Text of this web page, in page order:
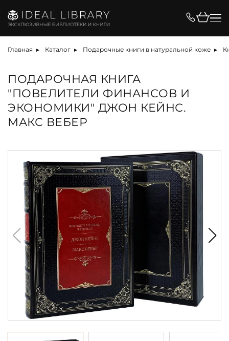
Главная Каталог Подарочные книги в натуральной коже
ПОДАРОЧНАЯ КНИГА
"ПОВЕЛИТЕЛИ ФИНАНСОВ И
ЭКОНОМИКИ" ДЖОН КЕЙНС.
МАКС ВЕБЕР